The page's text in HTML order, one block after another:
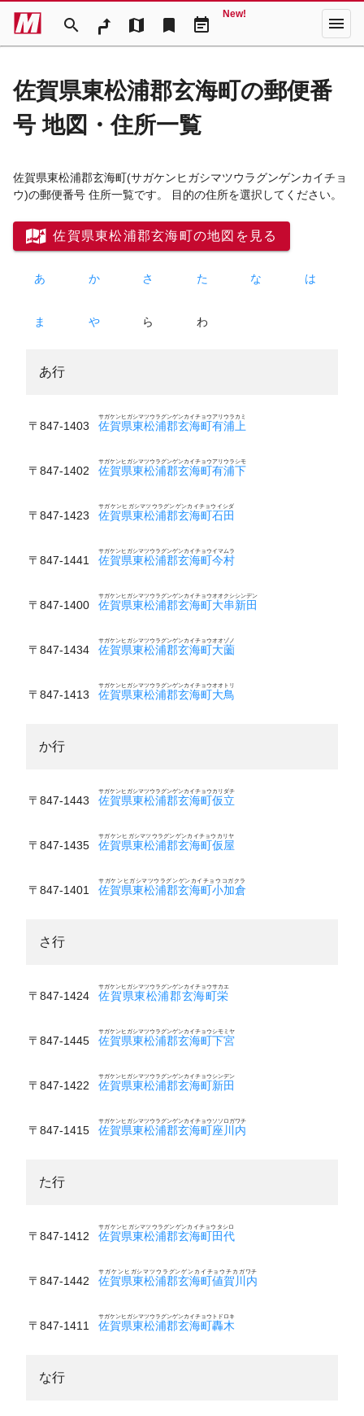
search map bookmark event_note
New! menu
佐賀県東松浦郡玄海町の郵便番
号 地図・住所一覧
佐賀県東松浦郡玄海町(サガケンヒガシマツウラグンゲンカイチョ
ウ)の郵便番号 住所一覧です。 目的の住所を選択してください。
佐賀県東松浦郡玄海町の地図を見る
あ か さ た な は
ま や ら わ
あ行
〒847-1403 佐賀県東松浦郡玄海町有浦上
サガケンヒガシマツウラグンゲンカイチョウアリウラカミ
〒847-1402 佐賀県東松浦郡玄海町有浦下
サガケンヒガシマツウラグンゲンカイチョウアリウラシモ
〒847-1423 佐賀県東松浦郡玄海町石田
サガケンヒガシマツウラグンゲンカイチョウイシダ
〒847-1441 佐賀県東松浦郡玄海町今村
サガケンヒガシマツウラグンゲンカイチョウイマムラ
〒847-1400 佐賀県東松浦郡玄海町大串新田
サガケンヒガシマツウラグンゲンカイチョウオオクシシンデン
〒847-1434 佐賀県東松浦郡玄海町大薗
サガケンヒガシマツウラグンゲンカイチョウオオゾノ
〒847-1413 佐賀県東松浦郡玄海町大鳥
サガケンヒガシマツウラグンゲンカイチョウオオトリ
か行
〒847-1443 佐賀県東松浦郡玄海町仮立
サガケンヒガシマツウラグンゲンカイチョウカリダチ
〒847-1435 佐賀県東松浦郡玄海町仮屋
サガケンヒガシマツウラグンゲンカイチョウカリヤ
〒847-1401 佐賀県東松浦郡玄海町小加倉
サガケンヒガシマツウラグンゲンカイチョウコガクラ
さ行
〒847-1424 佐賀県東松浦郡玄海町栄
サガケンヒガシマツウラグンゲンカイチョウサカエ
〒847-1445 佐賀県東松浦郡玄海町下宮
サガケンヒガシマツウラグンゲンカイチョウシモミヤ
〒847-1422 佐賀県東松浦郡玄海町新田
サガケンヒガシマツウラグンゲンカイチョウシンデン
〒847-1415 佐賀県東松浦郡玄海町座川内
サガケンヒガシマツウラグンゲンカイチョウソソロガワチ
た行
〒847-1412 佐賀県東松浦郡玄海町田代
サガケンヒガシマツウラグンゲンカイチョウタシロ
〒847-1442 佐賀県東松浦郡玄海町値賀川内
サガケンヒガシマツウラグンゲンカイチョウチカガワチ
〒847-1411 佐賀県東松浦郡玄海町轟木
サガケンヒガシマツウラグンゲンカイチョウトドロキ
な行